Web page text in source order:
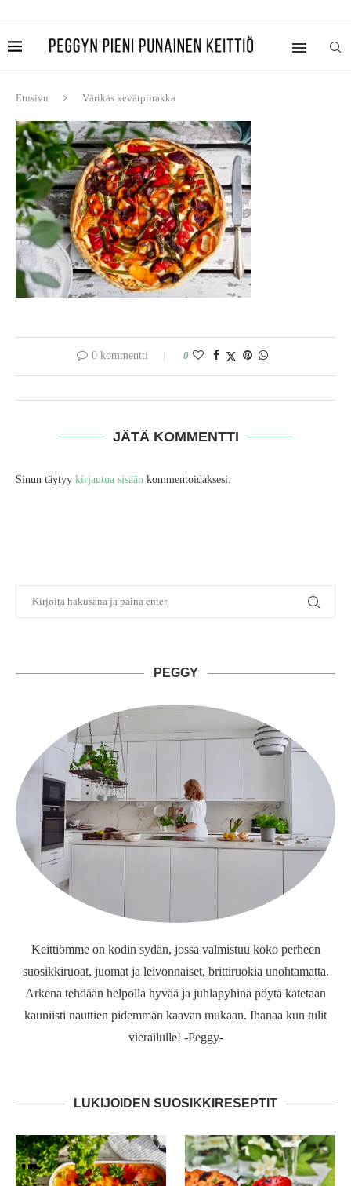
Etusivu Värikäs kevätpiirakka
0 kommentti 0
JÄTÄ KOMMENTTI
Sinun täytyy kirjautua sisään kommentoidaksesi.
PEGGY
Keittiömme on kodin sydän, jossa valmistuu koko perheen
suosikkiruoat, juomat ja leivonnaiset, brittiruokia unohtamatta.
Arkena tehdään helpolla hyvää ja juhlapyhinä pöytä katetaan
kauniisti nauttien pidemmän kaavan mukaan. Ihanaa kun tulit
vierailulle! -Peggy-
LUKIJOIDEN SUOSIKKIRESEPTIT